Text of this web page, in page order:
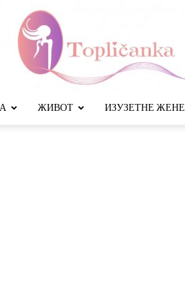
ЖИВОТ ИЗУЗЕТНЕ ЖЕНЕ